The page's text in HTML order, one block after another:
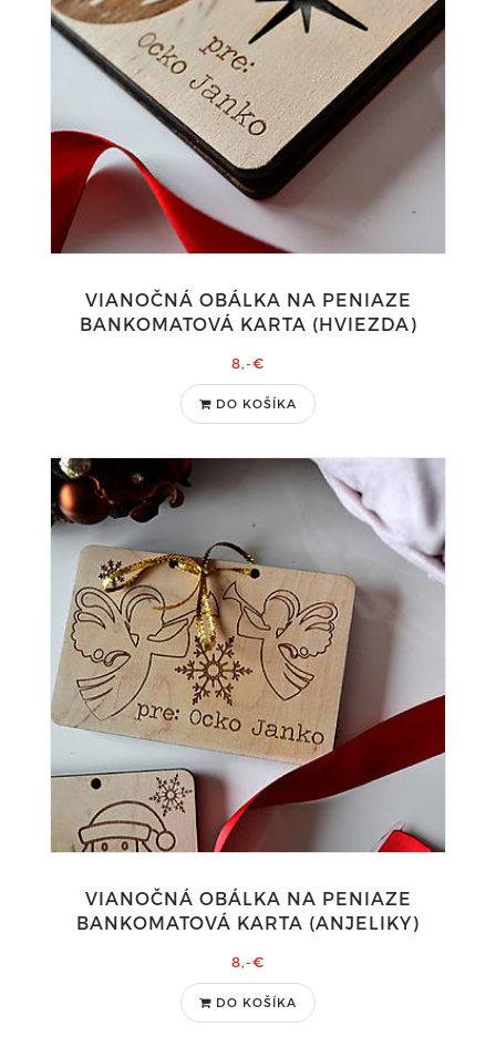
VIANOČNÁ OBÁLKA NA PENIAZE
BANKOMATOVÁ KARTA (HVIEZDA)
8,-€
DO KOŠÍKA
VIANOČNÁ OBÁLKA NA PENIAZE
BANKOMATOVÁ KARTA (ANJELIKY)
8,-€
DO KOŠÍKA